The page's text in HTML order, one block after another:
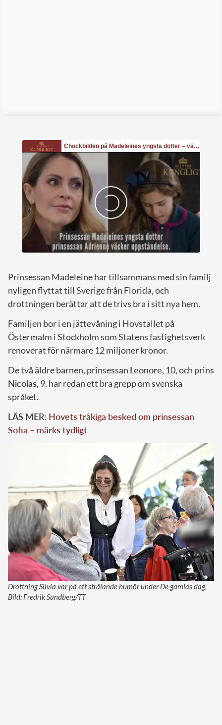
Prinsessan Madeleine har tillsammans med sin familj
nyligen flyttat till Sverige från Florida, och
drottningen berättar att de trivs bra i sitt nya hem.
Familjen bor i en jättevåning i Hovstallet på
Östermalm i Stockholm som Statens fastighetsverk
renoverat för närmare 12 miljoner kronor.
De två äldre barnen, prinsessan Leonore, 10, och prins
Nicolas,9, har redan ett bra grepp om svenska
språket.
LÄS MER: Hovets tråkiga besked om prinsessan
Sofia – märks tydligt
Drottning Silvia var på ett strålande humör under De gamlas dag.
Bild: Fredrik Sandberg/TT